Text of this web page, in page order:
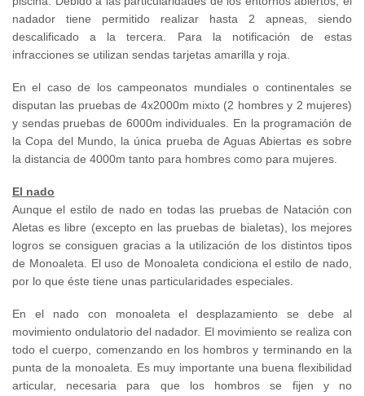
nadador tiene permitido realizar hasta 2 apneas, siendo
descalificado a la tercera. Para la notificación de estas
infracciones se utilizan sendas tarjetas amarilla y roja.
En el caso de los campeonatos mundiales o continentales se
disputan las pruebas de 4x2000m mixto (2 hombres y 2 mujeres)
y sendas pruebas de 6000m individuales. En la programación de
la Copa del Mundo, la única prueba de Aguas Abiertas es sobre
la distancia de 4000m tanto para hombres como para mujeres.
El nado
Aunque el estilo de nado en todas las pruebas de Natación con
Aletas es libre (excepto en las pruebas de bialetas), los mejores
logros se consiguen gracias a la utilización de los distintos tipos
de Monoaleta. El uso de Monoaleta condiciona el estilo de nado,
por lo que éste tiene unas particularidades especiales.
En el nado con monoaleta el desplazamiento se debe al
movimiento ondulatorio del nadador. El movimiento se realiza con
todo el cuerpo, comenzando en los hombros y terminando en la
punta de la monoaleta. Es muy importante una buena flexibilidad
articular, necesaria para que los hombros se fijen y no